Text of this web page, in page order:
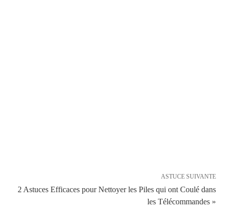
ASTUCE SUIVANTE
2 Astuces Efficaces pour Nettoyer les Piles qui ont Coulé dans
les Télécommandes »